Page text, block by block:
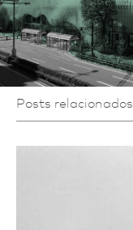
Posts relacionados